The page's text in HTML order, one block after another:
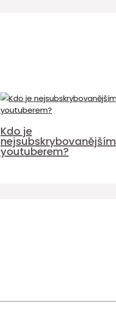
Kdo je
nejsubskrybovanějším
youtuberem?